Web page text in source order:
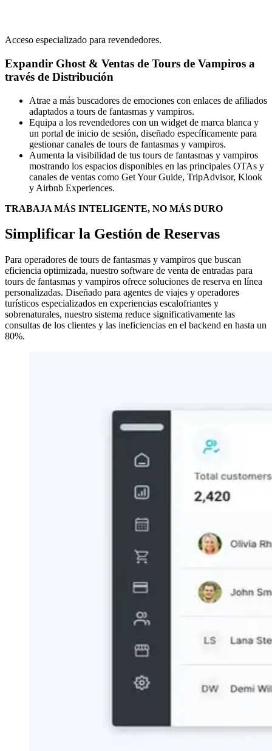
Acceso especializado para revendedores.
Expandir Ghost & Ventas de Tours de Vampiros a
través de Distribución
Atrae a más buscadores de emociones con enlaces de afiliados
adaptados a tours de fantasmas y vampiros.
Equipa a los revendedores con un widget de marca blanca y
un portal de inicio de sesión, diseñado específicamente para
gestionar canales de tours de fantasmas y vampiros.
Aumenta la visibilidad de tus tours de fantasmas y vampiros
mostrando los espacios disponibles en las principales OTAs y
canales de ventas como Get Your Guide, TripAdvisor, Klook
y Airbnb Experiences.
TRABAJA MÁS INTELIGENTE, NO MÁS DURO
Simplificar la Gestión de Reservas
Para operadores de tours de fantasmas y vampiros que buscan
eficiencia optimizada, nuestro software de venta de entradas para
tours de fantasmas y vampiros ofrece soluciones de reserva en línea
personalizadas. Diseñado para agentes de viajes y operadores
turísticos especializados en experiencias escalofriantes y
sobrenaturales, nuestro sistema reduce significativamente las
consultas de los clientes y las ineficiencias en el backend en hasta un
80%.